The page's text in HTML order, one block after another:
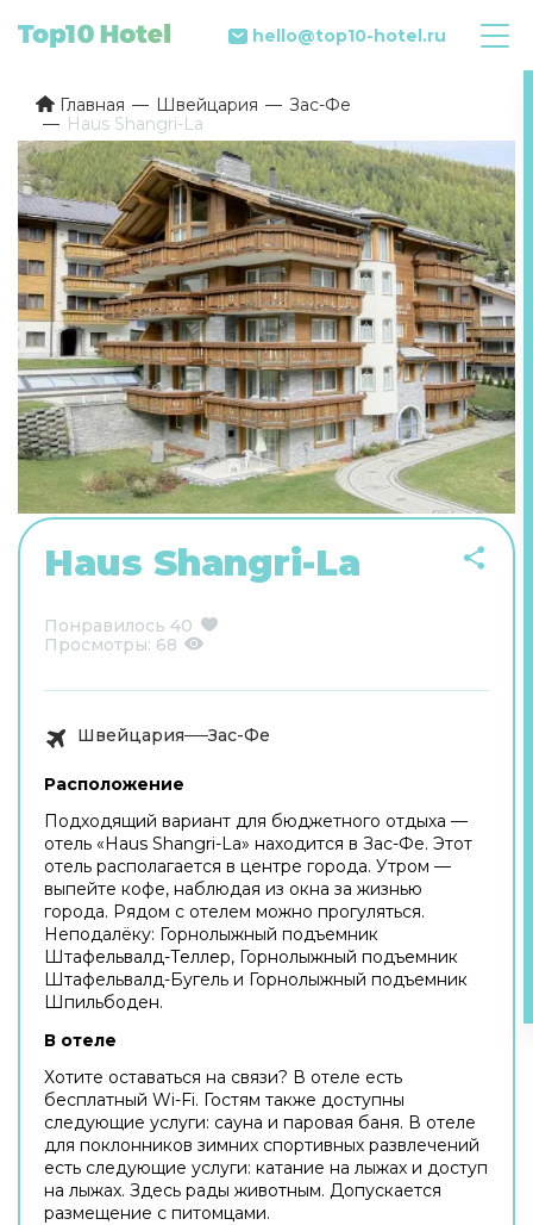
hello@top10-hotel.ru
Главная Швейцария
Зас-Фе
Haus Shangri-La
Haus Shangri-La
Понравилось 40
Просмотры: 68
Швейцария Зас-Фе
Расположение
Подходящий вариант для бюджетного отдыха —
отель «Haus Shangri-La» находится в Зас-Фе. Этот
отель располагается в центре города. Утром —
выпейте кофе, наблюдая из окна за жизнью
города. Рядом с отелем можно прогуляться.
Неподалёку: Горнолыжный подъемник
Штафельвалд-Теллер, Горнолыжный подъемник
Штафельвалд-Бугель и Горнолыжный подъемник
Шпильбоден.
В отеле
Хотите оставаться на связи? В отеле есть
бесплатный Wi-Fi. Гостям также доступны
следующие услуги: сауна и паровая баня. В отеле
для поклонников зимних спортивных развлечений
есть следующие услуги: катание на лыжах и доступ
на лыжах. Здесь рады животным. Допускается
размещение с питомцами.